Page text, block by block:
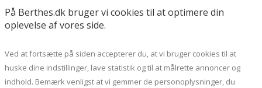
På Berthes.dk bruger vi cookies til at optimere din
oplevelse af vores side.
Ved at fortsætte på siden accepterer du, at vi bruger cookies til at
huske dine indstillinger, lave statistik og til at målrette annoncer og
indhold. Bemærk venligst at vi gemmer de personoplysninger, du